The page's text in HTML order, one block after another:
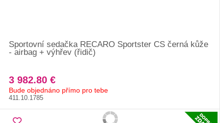
Sportovní sedačka RECARO Sportster CS černá kůže
- airbag + výhřev (řidič)
3 982.80 €
Bude objednáno přímo pro tebe
411.10.1785